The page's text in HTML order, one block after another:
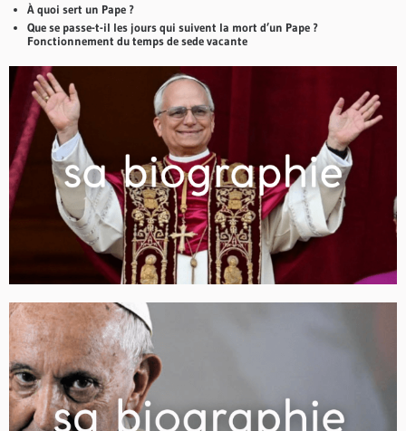
À quoi sert un Pape ?
Que se passe-t-il les jours qui suivent la mort d’un Pape ?
Fonctionnement du temps de sede vacante